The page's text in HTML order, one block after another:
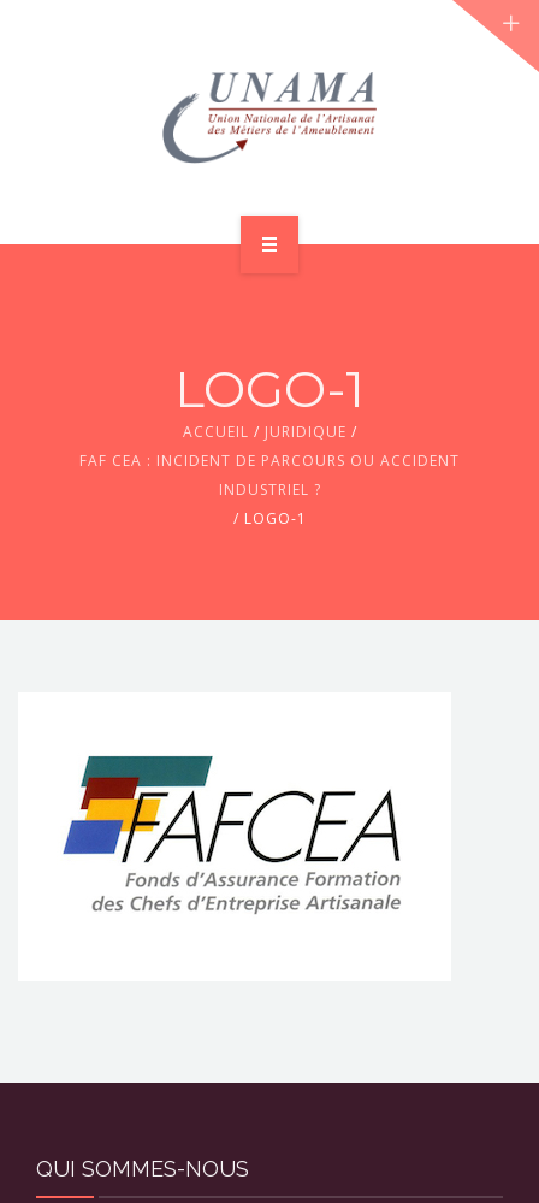
LES JOURNÉES 2026 ⌵
ACTUS & DOSSIERS
LOGO-1
ACCUEIL / JURIDIQUE /
FAF CEA : INCIDENT DE PARCOURS OU ACCIDENT
INDUSTRIEL ?
/ LOGO-1
QUI SOMMES-NOUS